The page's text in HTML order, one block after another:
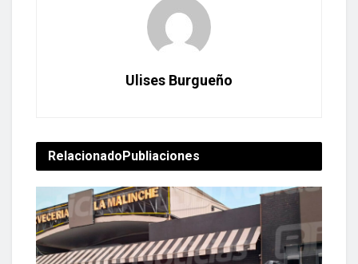
Ulises Burgueño
RelacionadoPubliaciones